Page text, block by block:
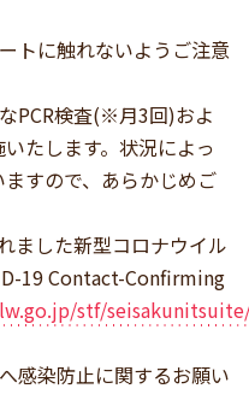
トに触れないようご注意
PCR検査(※月3回)およ
たします。状況によっ
すので、あらかじめご
ました新型コロナウイル
19 Contact-Confirming
stf/
感染防止に関するお願い